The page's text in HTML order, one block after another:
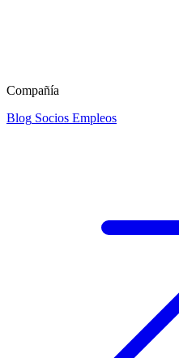
Compañía
Blog Socios Empleos